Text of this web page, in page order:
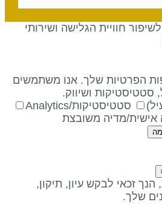
חוויית הגלישה ושירותי
הפרטיות שלך. אנו משתמשים
ושיווק.
סטטיסטיקות/Analytics
מדיה משובצת
זכאי לבקש עיון, תיקון,
שלך.